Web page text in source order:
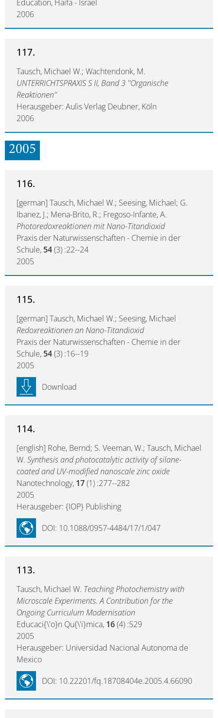
Education, Haifa - Israel
2006
117.
Tausch, Michael W.; Wachtendonk, M.
UNTERRICHTSPRAXIS S II, Band 3 ''Organische
Reaktionen''
Herausgeber: Aulis Verlag Deubner, Köln
2006
2005
116.
[german] Tausch, Michael W.; Seesing, Michael; G.
Ibanez, J.; Mena-Brito, R.; Fregoso-Infante, A.
Photoredoxreaktionen mit Nano-Titandioxid
Praxis der Naturwissenschaften - Chemie in der
Schule, 54(3) :22--24
2005
115.
[german] Tausch, Michael W.; Seesing, Michael
Redoxreaktionen an Nano-Titandioxid
Praxis der Naturwissenschaften - Chemie in der
Schule, 54(3) :16--19
2005
Download
114.
[english] Rohe, Bernd; S. Veeman, W.; Tausch, Michael
W. Synthesis and photocatalytic activity of silane-
coated and UV-modified nanoscale zinc oxide
Nanotechnology, 17(1) :277--282
2005
Herausgeber: {IOP} Publishing
DOI: 10.1088/0957-4484/17/1/047
113.
Tausch, Michael W. Teaching Photochemistry with
Microscale Experiments. A Contribution for the
Ongoing Curriculum Modernisation
Educaci{\'o}n Qu{\'i}mica, 16(4) :529
2005
Herausgeber: Universidad Nacional Autonoma de
Mexico
DOI: 10.22201/fq.18708404e.2005.4.66090